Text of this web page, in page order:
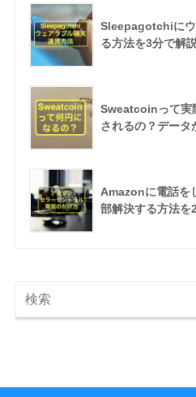
Sleepagotchiにウ
る方法を3分で解
Sweatcoinって実
されるの？データ
Amazonに電話を
部解決する方法を